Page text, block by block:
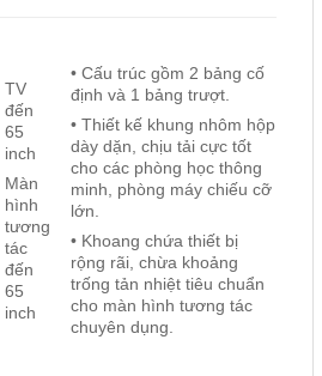
TV
đến
65
inch
Màn
hình
tương
tác
đến
65
inch
• Cấu trúc gồm 2 bảng cố
định và 1 bảng trượt.
• Thiết kế khung nhôm hộp
dày dặn, chịu tải cực tốt
cho các phòng học thông
minh, phòng máy chiếu cỡ
lớn.
• Khoang chứa thiết bị
rộng rãi, chừa khoảng
trống tản nhiệt tiêu chuẩn
cho màn hình tương tác
chuyên dụng.